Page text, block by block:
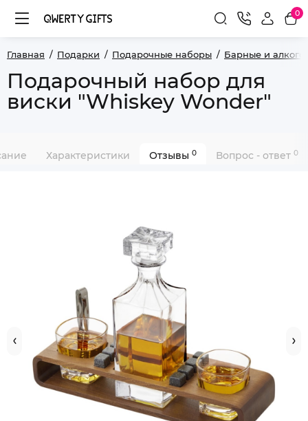
0
Главная Подарки Подарочные наборы Барные и
Подарочный набор для
виски "Whiskey Wonder"
Характеристики Отзывы 0 Вопрос - ответ 0